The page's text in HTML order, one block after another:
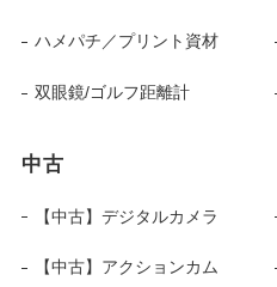
ハメパチ／プリント資材
双眼鏡/ゴルフ距離計
中古
【中古】デジタルカメラ
【中古】アクションカム